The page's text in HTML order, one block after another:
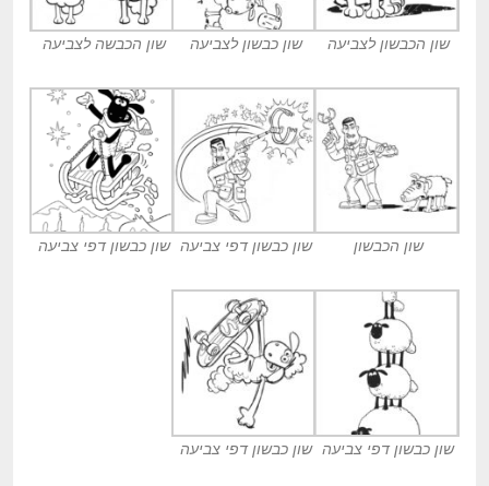
שון הכבשון לצביעה שון כבשון לצביעה שון הכבשה לצביעה
שון הכבשון שון כבשון דפי צביעה שון כבשון דפי צביעה
שון כבשון דפי צביעה שון כבשון דפי צביעה